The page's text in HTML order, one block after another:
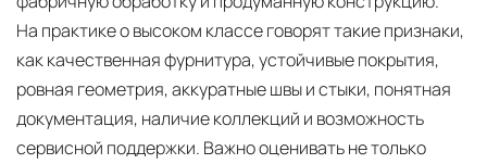
На практике о высоком классе говорят такие признаки,
как качественная фурнитура, устойчивые покрытия,
ровная геометрия, аккуратные швы и стыки, понятная
документация, наличие коллекций и возможность
сервисной поддержки. Важно оценивать не только